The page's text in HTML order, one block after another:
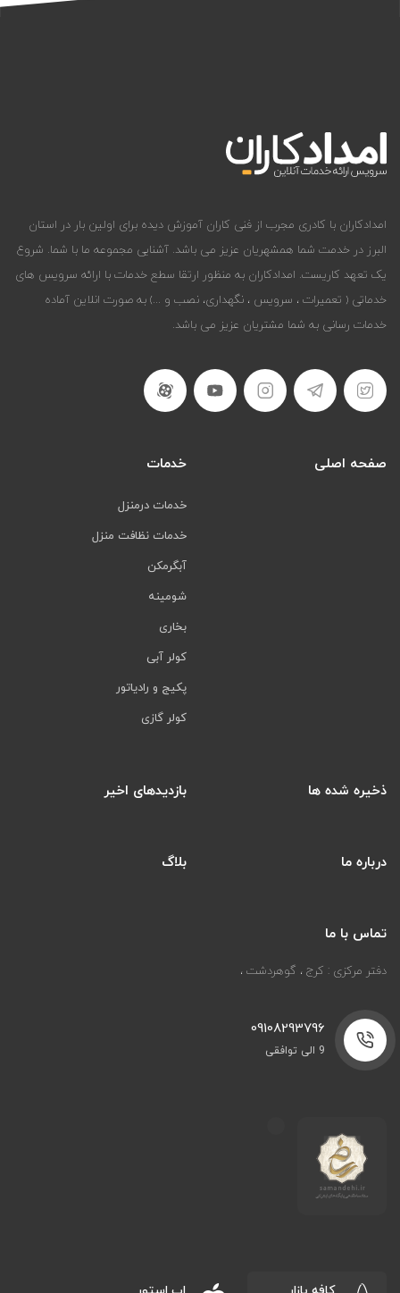
امدادکاران با کادری مجرب از فنی کاران آموزش دیده برای اولین بار در استان
البرز در خدمت شما همشهریان عزیز می باشد. آشنایی مجموعه ما با شما. شروع
یک تعهد کاریست. امدادکاران به منظور ارتقا سطع خدمات با ارائه سرویس های
خدماتی ( تعمیرات ، سرویس ، نگهداری، نصب و ...) به صورت انلاین آماده
خدمات رسانی به شما مشتریان عزیز می باشد.
صفحه اصلی خدمات
خدمات درمنزل
خدمات نظافت منزل
آبگرمکن
شومینه
بخاری
کولر آبی
پکیج و رادیاتور
کولر گازی
ذخیره شده ها بازدیدهای اخیر
درباره ما بلاگ
تماس با ما
دفتر مرکزی : کرج ، گوهردشت ،
09108293796
9 الی توافقی